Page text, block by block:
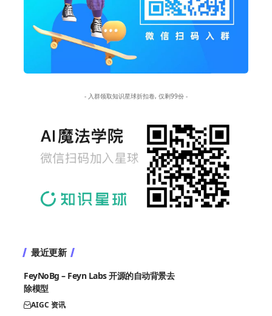
- 入群领取知识星球折扣卷, 仅剩99份 -
最近更新
FeyNoBg – Feyn Labs 开源的自动背景去
除模型
AIGC 资讯